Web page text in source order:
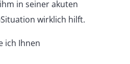
in seiner akuten
wirklich hilft.
ich Ihnen